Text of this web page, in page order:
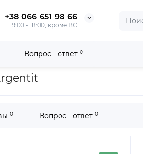
+38-066-651-98-66
9:00 - 18:00, кроме ВС
Вопрос - ответ 0
0 Вопрос - ответ 0